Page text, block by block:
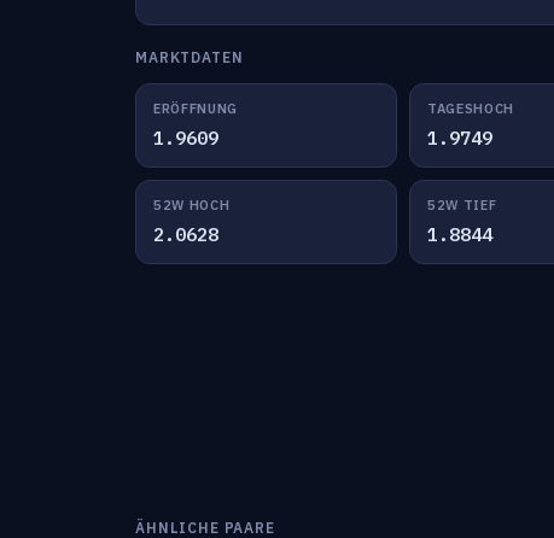
MARKTDATEN
ERÖFFNUNG
1.9609
TAGESHOCH
1.9749
52W HOCH
2.0628
52W TIEF
1.8844
ÄHNLICHE PAARE